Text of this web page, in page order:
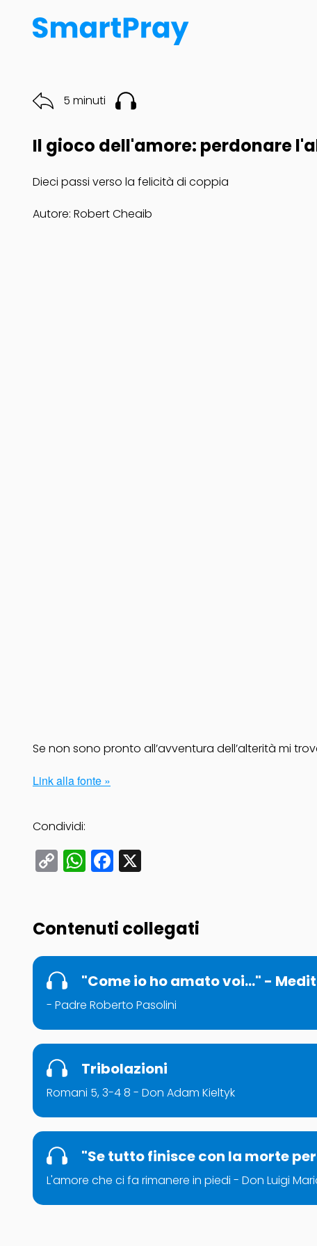
5 minuti
Il gioco dell'amore: perdonare
Dieci passi verso la felicità di coppia
Autore: Robert Cheaib
Se non sono pronto all’avventura dell’alterità mi
Link alla fonte »
Condividi:
CopyWhatsApp
Facebook
Contenuti collegati
"Come io ho amato voi..." -
- Padre Roberto Pasolini
Tribolazioni
Romani 5, 3-4 8 - Don Adam Kieltyk
"Se tutto finisce con la morte
L'amore che ci fa rimanere in piedi - Don Luigi